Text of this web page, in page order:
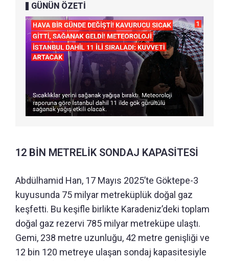
GÜNÜN ÖZETİ
12 BİN METRELİK SONDAJ KAPASİTESİ
Abdülhamid Han, 17 Mayıs 2025’te Göktepe-3
kuyusunda 75 milyar metreküplük doğal gaz
keşfetti. Bu keşifle birlikte Karadeniz’deki toplam
doğal gaz rezervi 785 milyar metreküpe ulaştı.
Gemi, 238 metre uzunluğu, 42 metre genişliği ve
12 bin 120 metreye ulaşan sondaj kapasitesiyle